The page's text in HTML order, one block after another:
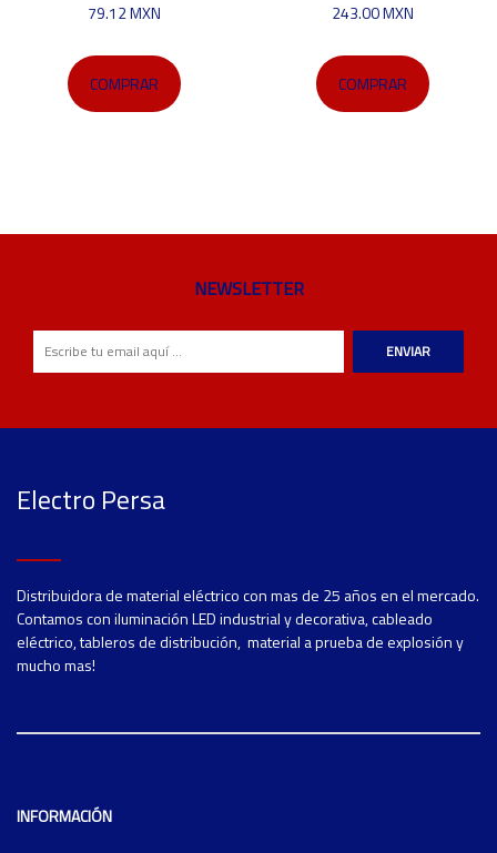
79.12 MXN
COMPRAR
243.00 MXN
COMPRAR
NEWSLETTER
ENVIAR
Electro Persa
Distribuidora de material eléctrico con mas de 25 años en el mercado.
Contamos con iluminación LED industrial y decorativa, cableado
eléctrico, tableros de distribución, material a prueba de explosión y
mucho mas!
INFORMACIÓN